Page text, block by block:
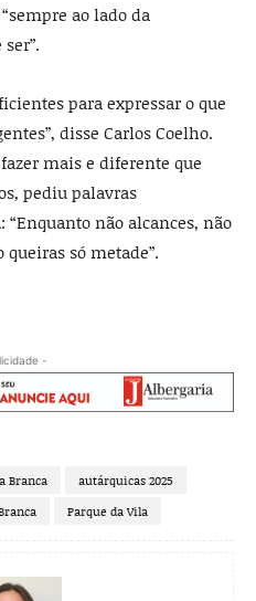
ao lado da
para expressar o que
disse Carlos Coelho.
mais e diferente que
pediu palavras
não alcances, não
só metade”.
-
Branca
autárquicas 2025
Parque da Vila